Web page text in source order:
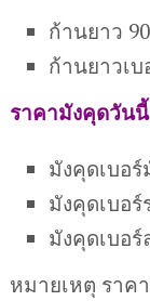
ก้านยาว
ก้านยาวเบ
ราคามังคุดวันนี้
มังคุดเบอ
มังคุดเบอร์
มังคุดเบอร์
หมายเหตุ ราค